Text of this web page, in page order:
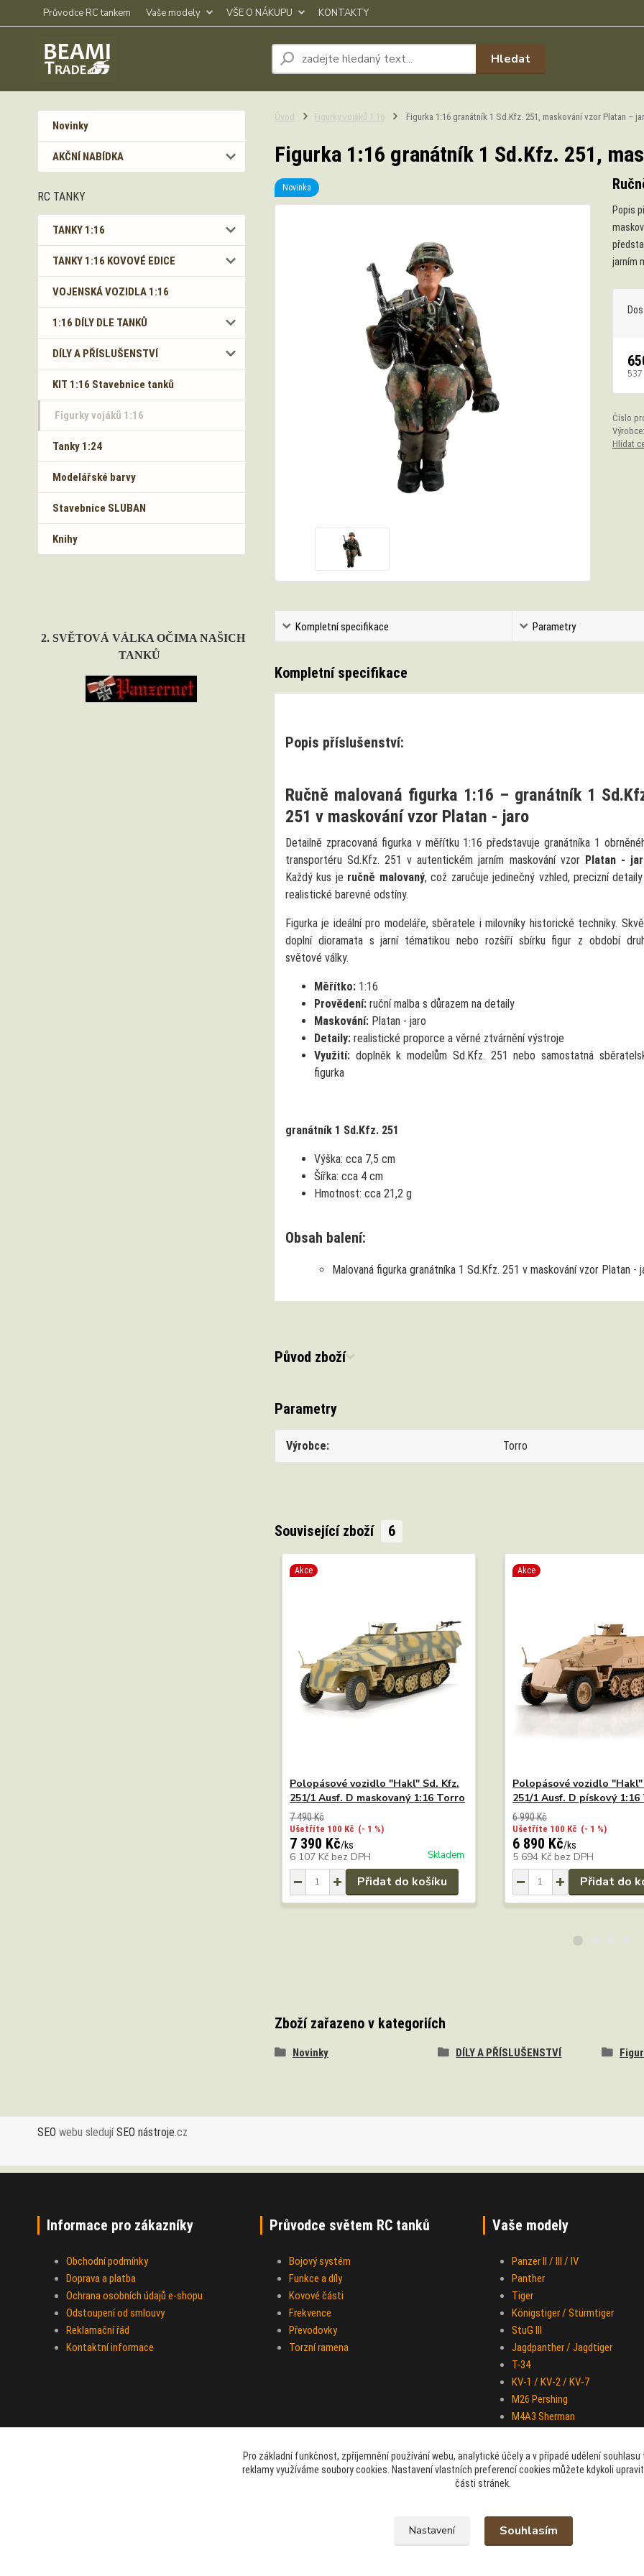
Průvodce RC tankem Vaše modely VŠE O NÁKUPU KONTAKTY
Hledat
Novinky
AKČNÍ NABÍDKA
RC TANKY
TANKY 1:16
TANKY 1:16 KOVOVÉ EDICE
VOJENSKÁ VOZIDLA 1:16
1:16 DÍLY DLE TANKŮ
DÍLY A PŘÍSLUŠENSTVÍ
KIT 1:16 Stavebnice tanků
Figurky vojáků 1:16
Tanky 1:24
Modelářské barvy
Stavebnice SLUBAN
Knihy
2. SVĚTOVÁ VÁLKA OČIMA NAŠICH
TANKŮ
Úvod Figurky vojáků 1:16 Figurka 1:16 granátník 1 Sd.Kfz. 251, maskování vzor Platan –
Figurka 1:16 granátník 1 Sd.Kfz. 251,
Novinka
Popis
jarním
537
Číslo
Výrobce:
Hlídat
Kompletní specifikace Parametry
Kompletní specifikace
Popis příslušenství:
Ručně malovaná figurka 1:16 – granátník 1
251 v maskování vzor Platan - jaro
Detailně zpracovaná figurka v měřítku 1:16 představuje granátníka 1
transportéru Sd.Kfz. 251 v autentickém jarním maskování vzor Platan -
Každý kus je ručně malovaný, což zaručuje jedinečný vzhled, precizní
realistické barevné odstíny.
Figurka je ideální pro modeláře, sběratele i milovníky historické techniky.
doplní dioramata s jarní tématikou nebo rozšíří sbírku figur z období
světové války.
Měřítko:1:16
Provědení:ruční malba s důrazem na detaily
Maskování:Platan - jaro
Detaily:realistické proporce a věrné ztvárnění výstroje
Využití:doplněk k modelům Sd.Kfz. 251 nebo samostatná
figurka
granátník 1 Sd.Kfz. 251
Výška: cca 7,5 cm
Šířka: cca 4 cm
Hmotnost: cca 21,2 g
Obsah balení:
Malovaná figurka granátníka 1 Sd.Kfz. 251 v maskování vzor Platan -
Původ zboží
Parametry
Výrobce Torro
Související zboží 6
Akce
Polopásové vozidlo "Hakl" Sd. Kfz.
251/1 Ausf. D maskovaný 1:16 Torro
7 490 Kč
Ušetříte 100 Kč (- 1 %)
7 390 Kč/ks
6 107 Kč bez DPH Skladem
Přidat do košíku
Akce
Polopásové vozidlo "Hakl"
251/1 Ausf. D pískový
6 990 Kč
Ušetříte 100 Kč (- 1 %)
6 890 Kč/ks
5 694 Kč bez DPH
Přidat do
Zboží zařazeno v kategoriích
Novinky DÍLY A PŘÍSLUŠENSTVÍ
SEO webu sledujíSEO nástroje.cz
Informace pro zákazníky
Obchodní podmínky
Doprava a platba
Ochrana osobních údajů e-shopu
Odstoupení od smlouvy
Reklamační řád
Kontaktní informace
Průvodce světem RC tanků
Bojový systém
Funkce a díly
Kovové části
Frekvence
Převodovky
Torzní ramena
Vaše modely
Panzer II / III / IV
Panther
Tiger
Königstiger / Stürmtiger
StuG III
Jagdpanther / Jagdtiger
T-34
KV-1 / KV-2 / KV-7
M26 Pershing
M4A3 Sherman
Half-track M-16
Sd.Kfz. 251 "Hakl"
Pro základní funkčnost, zpříjemnění používání webu, analytické účely a v případě udělení
reklamy využíváme soubory cookies. Nastavení vlastních preferencí cookies můžete kdykoli
části stránek.
Nastavení Souhlasím